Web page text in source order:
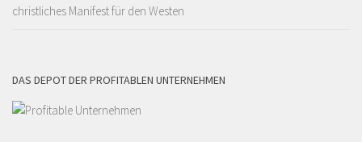
christliches Manifest für den Westen
DAS DEPOT DER PROFITABLEN UNTERNEHMEN